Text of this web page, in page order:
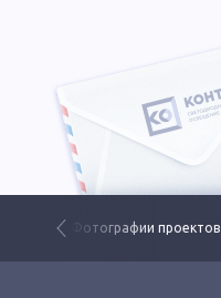
Фотографии проектов